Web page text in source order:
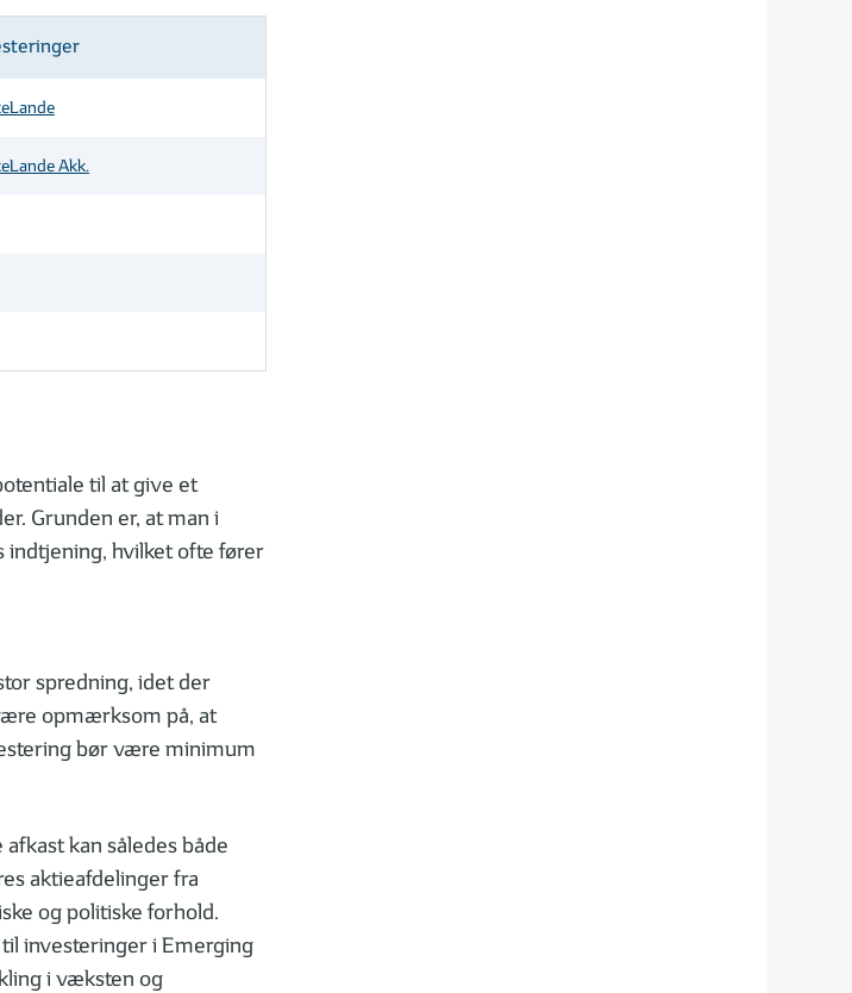
Akk.
til at give et
Grunden er, at man i
hvilket ofte fører
spredning, idet der
opmærksom på, at
bør være minimum
kan således både
aktieafdelinger fra
og politiske forhold.
investeringer i Emerging
i væksten og